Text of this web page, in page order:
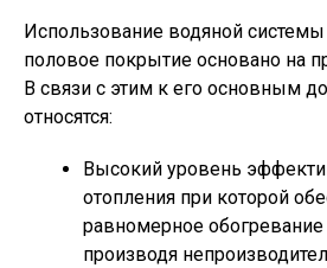
Использование водяной системы
половое покрытие основано на
В связи с этим к его основным
относятся:
Высокий уровень
отопления при которой
равномерное
производя